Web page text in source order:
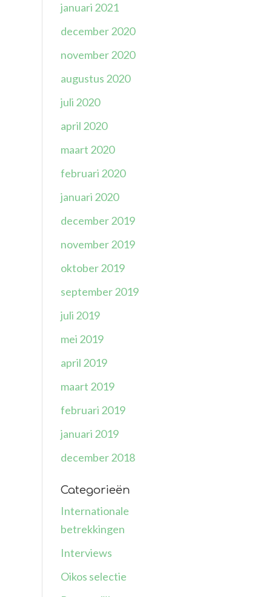
januari 2021
december 2020
november 2020
augustus 2020
juli 2020
april 2020
maart 2020
februari 2020
januari 2020
december 2019
november 2019
oktober 2019
september 2019
juli 2019
mei 2019
april 2019
maart 2019
februari 2019
januari 2019
december 2018
Categorieën
Internationale
betrekkingen
Interviews
Oikos selectie